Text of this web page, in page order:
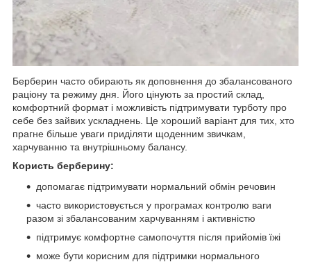
Берберин часто обирають як доповнення до збалансованого
раціону та режиму дня. Його цінують за простий склад,
комфортний формат і можливість підтримувати турботу про
себе без зайвих ускладнень. Це хороший варіант для тих, хто
прагне більше уваги приділяти щоденним звичкам,
харчуванню та внутрішньому балансу.
Користь берберину:
допомагає підтримувати нормальний обмін речовин
часто використовується у програмах контролю ваги
разом зі збалансованим харчуванням і активністю
підтримує комфортне самопочуття після прийомів їжі
може бути корисним для підтримки нормального